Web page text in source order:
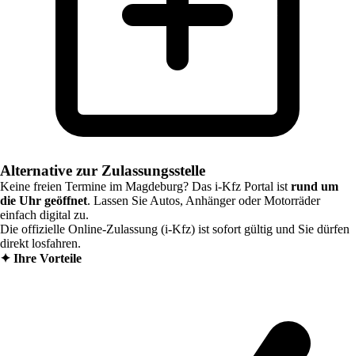
Alternative zur Zulassungsstelle
Keine freien Termine im Magdeburg? Das i-Kfz Portal ist rund um
die Uhr geöffnet. Lassen Sie Autos, Anhänger oder Motorräder
einfach digital zu.
Die offizielle Online-Zulassung (i-Kfz) ist sofort gültig und Sie dürfen
direkt losfahren.
✦ Ihre Vorteile